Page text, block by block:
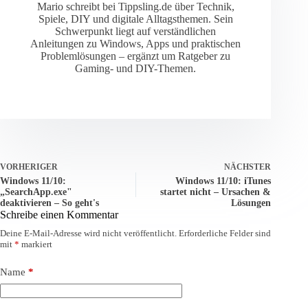
Mario schreibt bei Tippsling.de über Technik,
Spiele, DIY und digitale Alltagsthemen. Sein
Schwerpunkt liegt auf verständlichen
Anleitungen zu Windows, Apps und praktischen
Problemlösungen – ergänzt um Ratgeber zu
Gaming- und DIY-Themen.
VORHERIGER
Windows 11/10:
„SearchApp.exe"
deaktivieren – So geht's
NÄCHSTER
Windows 11/10: iTunes
startet nicht – Ursachen &
Lösungen
Schreibe einen Kommentar
Deine E-Mail-Adresse wird nicht veröffentlicht. Erforderliche Felder sind
mit * markiert
Name *